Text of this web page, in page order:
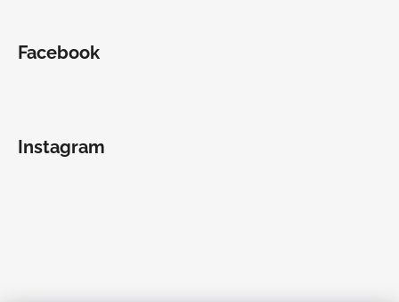
Facebook
Instagram